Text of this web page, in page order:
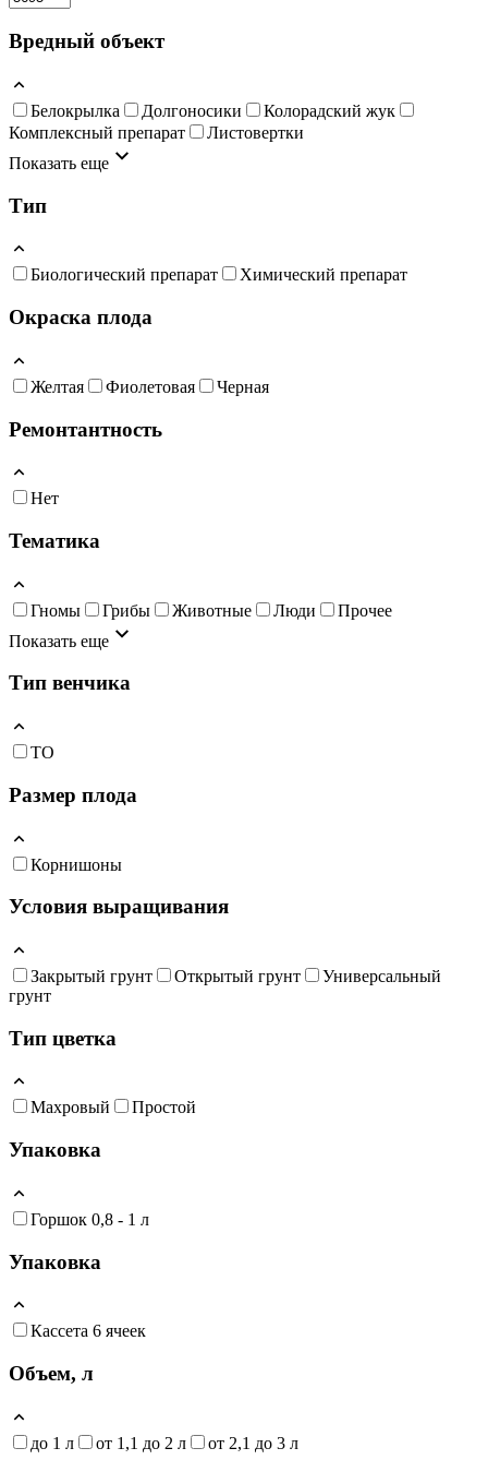
Вредный объект
Белокрылка Долгоносики
Колорадский жук
Комплексный препарат
Листовертки
Показать еще
Тип
Биологический препарат Химический препарат
Окраска плода
Желтая Фиолетовая Черная
Ремонтантность
Нет
Тематика
Гномы Грибы Животные Люди
Прочее
Показать еще
Тип венчика
ТО
Размер плода
Корнишоны
Условия выращивания
Закрытый грунт Открытый грунт
Универсальный
грунт
Тип цветка
Махровый Простой
Упаковка
Горшок 0,8 - 1 л
Упаковка
Кассета 6 ячеек
Объем, л
до 1 л от 1,1 до 2 л от 2,1 до 3 л